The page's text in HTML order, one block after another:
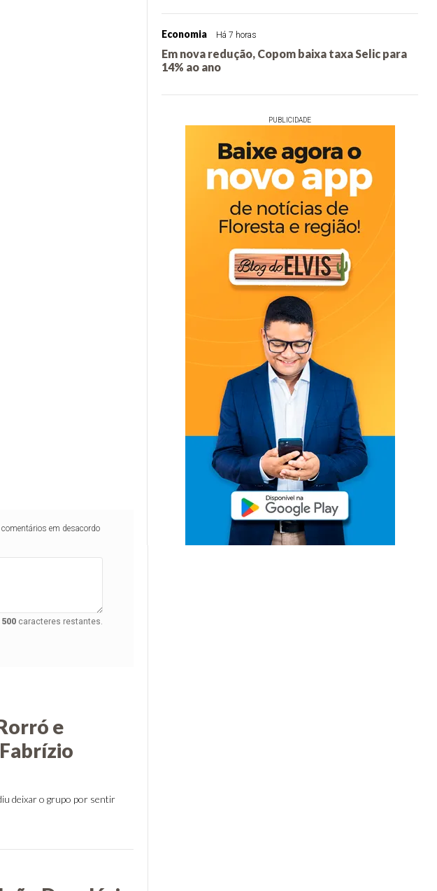
em desacordo
500caracteres restantes.
e
deixar o grupo por sentir
Economia Há 7 horas
Em nova redução, Copom baixa taxa Selic para
14% ao ano
PUBLICIDADE